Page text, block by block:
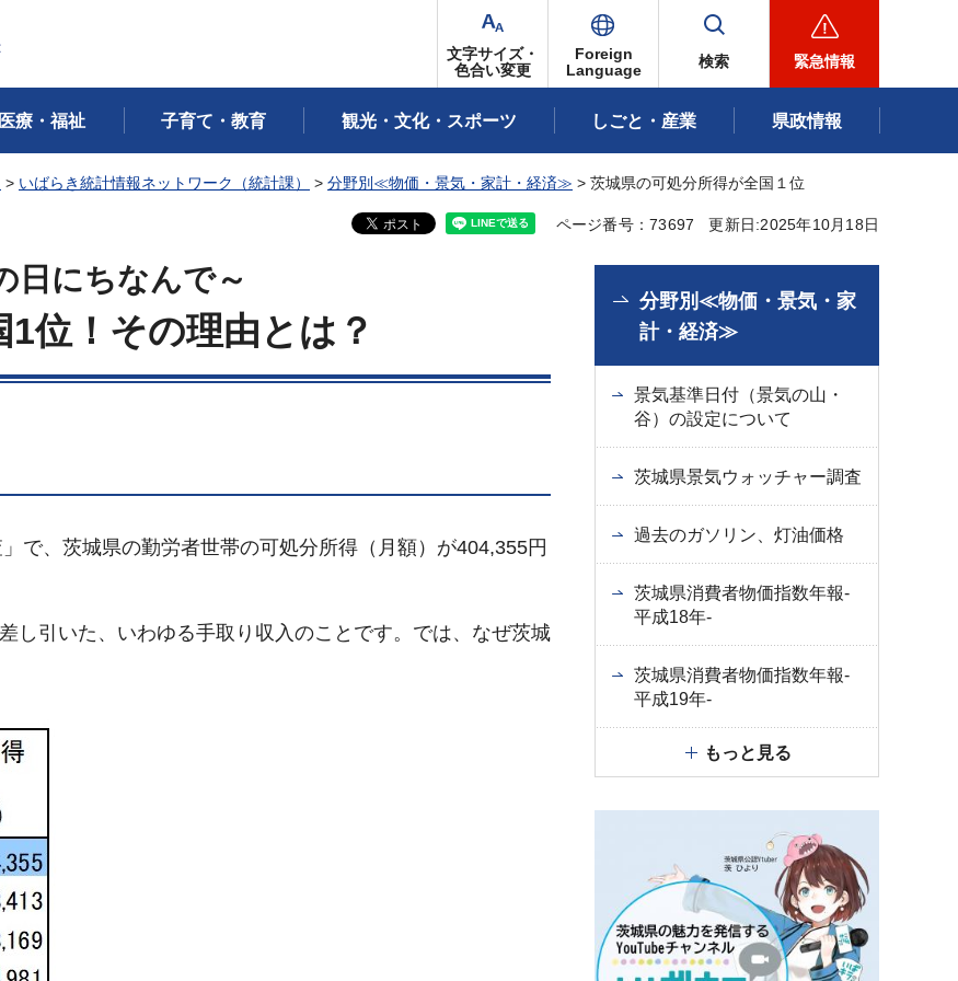
文字サイズ・
色合い変更
Foreign
Language
検索 緊急情報
療・福祉 子育て・教育 観光・文化・スポーツ しごと・産業 県政情報
> いばらき統計情報ネットワーク（統計課） > 分野別≪物価・景気・家計・経済≫ > 茨城県の可処分所得が全国１位
ページ番号：73697 更新日:2025年10月18日
にちなんで～
位！その理由とは？
で、茨城県の勤労者世帯の可処分所得（月額）が404,355円
引いた、いわゆる手取り収入のことです。では、なぜ茨城
分野別≪物価・景気・家
計・経済≫
景気基準日付（景気の山・
谷）の設定について
茨城県景気ウォッチャー調査
過去のガソリン、灯油価格
茨城県消費者物価指数年報-
平成18年-
茨城県消費者物価指数年報-
平成19年-
もっと見る